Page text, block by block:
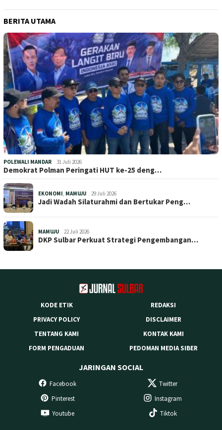
BERITA UTAMA
POLEWALI MANDAR 31 Juli 2026
Demokrat Polman Peringati HUT ke-25 deng…
EKONOMI, MAMUJU 29 Juli 2026
Jadi Wadah Silaturahmi dan Bertukar Peng…
MAMUJU 22 Juli 2026
DKP Sulbar Perkuat Strategi Pengembangan…
KODE ETIK
REDAKSI
PRIVACY POLICY
DISCLAIMER
TENTANG KAMI
KONTAK KAMI
FORM PENGADUAN
PEDOMAN MEDIA SIBER
JARINGAN SOCIAL
Facebook
Twitter
Pinterest
Instagram
Youtube
Tiktok